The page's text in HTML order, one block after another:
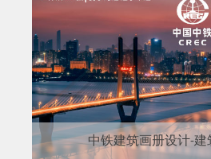
中铁建筑画册设计-建